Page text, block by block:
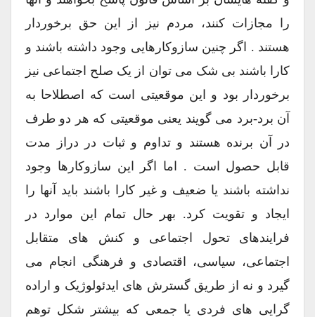
را مجازات کنند، مردم نیز از این حق برخوردار
هستند . اگر چنین سازوکارهایی وجود داشته باشند و
کارا باشند بی شک می توان از یک صلح اجتماعی نیز
برخوردار بود و این موقعیتی است که اصطلاحا به
آن برد-برد می گویند یعنی موقعیتی که هر دو طرف
در آن برنده هستند و تداوم و ثبات در دراز مدت
قابل حصول است . اما اگر این سازوکارها وجود
نداشته باشند یا ضعیف و غیر کارا باشند باید آنها را
ایجاد و تقویت کرد. بهر حال تمام این موارد در
فرایندهای تحول اجتماعی و کنش های متقابل
اجتماعی، سیاسی، اقتصادی و فرهنگی انجام می
گیرد و نه از طریق گسترش های ایدئولوژیک و اراده
گرایی های فردی یا جمعی که بیشتر شکل توهم